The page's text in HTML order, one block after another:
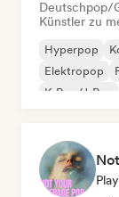
Deutschpop/
Künstler zu
Hyperpop
Elektropop
K-Pop/J-Pop